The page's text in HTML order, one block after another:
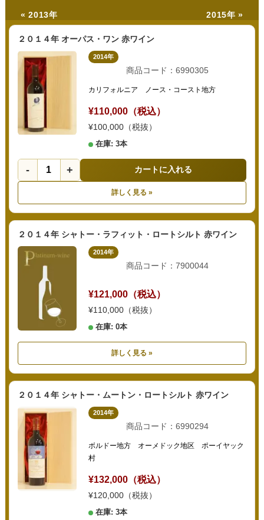
« 2013年 2015年 »
２０１４年 オーパス・ワン 赤ワイン
2014年
商品コード：6990305
カリフォルニア ノース・コースト地方
¥110,000（税込）
¥100,000（税抜）
在庫: 3本
- + カートに入れる
詳しく見る »
２０１４年 シャトー・ラフィット・ロートシルト 赤ワイン
2014年
商品コード：7900044
¥121,000（税込）
¥110,000（税抜）
在庫: 0本
詳しく見る »
２０１４年 シャトー・ムートン・ロートシルト 赤ワイン
2014年
商品コード：6990294
ボルドー地方 オーメドック地区 ポーイヤック
村
¥132,000（税込）
¥120,000（税抜）
在庫: 3本